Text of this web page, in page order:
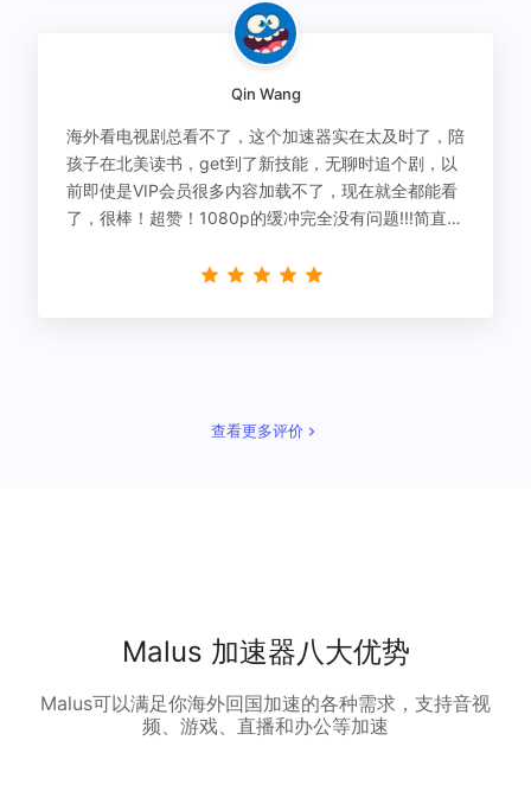
Qin Wang
海外看电视剧总看不了，这个加速器实在太及时了，陪
孩子在北美读书，get到了新技能，无聊时追个剧，以
前即使是VIP会员很多内容加载不了，现在就全都能看
了，很棒！超赞！1080p的缓冲完全没有问题!!!简直救
查看更多评价
Malus 加速器八大优势
Malus可以满足你海外回国加速的各种需求，支持音视
频、游戏、直播和办公等加速